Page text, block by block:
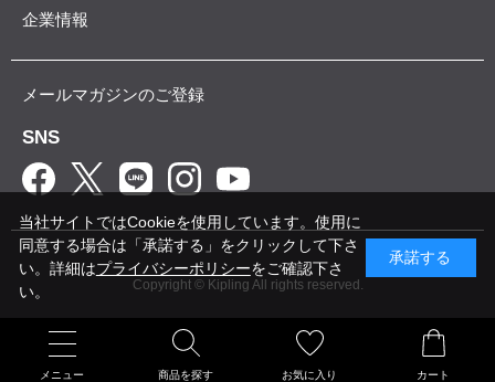
メニュー 商品を探す お気に入り カート
企業情報
メールマガジンのご登録
SNS
Copyright © Kipling All rights reserved.
当社サイトではCookieを使用しています。使用に
同意する場合は「承諾する」をクリックして下さ
い。詳細はプライバシーポリシーをご確認下さ
い。
承諾する